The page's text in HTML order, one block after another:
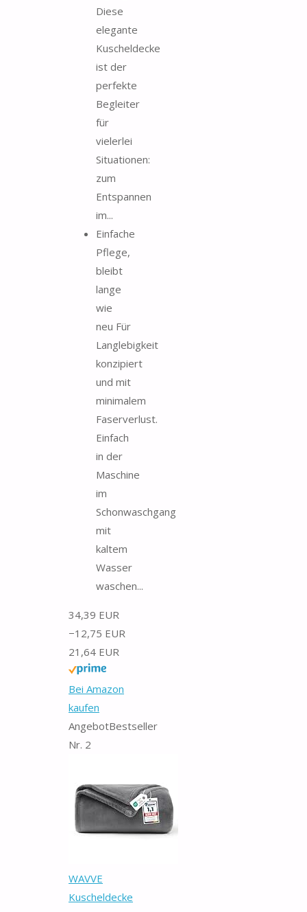
Diese
elegante
Kuscheldecke
ist der
perfekte
Begleiter
für
vielerlei
Situationen:
zum
Entspannen
im...
Einfache
Pflege,
bleibt
lange
wie
neu Für
Langlebigkeit
konzipiert
und mit
minimalem
Faserverlust.
Einfach
in der
Maschine
im
Schonwaschgang
mit
kaltem
Wasser
waschen...
34,39 EUR
−12,75 EUR
21,64 EUR
Bei Amazon
kaufen
AngebotBestseller
Nr. 2
WAVVE
Kuscheldecke